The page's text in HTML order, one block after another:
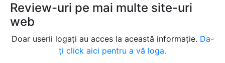
Review-uri pe mai multe site-uri
web
Doar userii logați au acces la această informație. Da-
ți click aici pentru a vă loga.